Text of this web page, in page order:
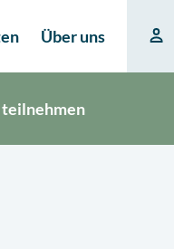
Über uns
teilnehmen